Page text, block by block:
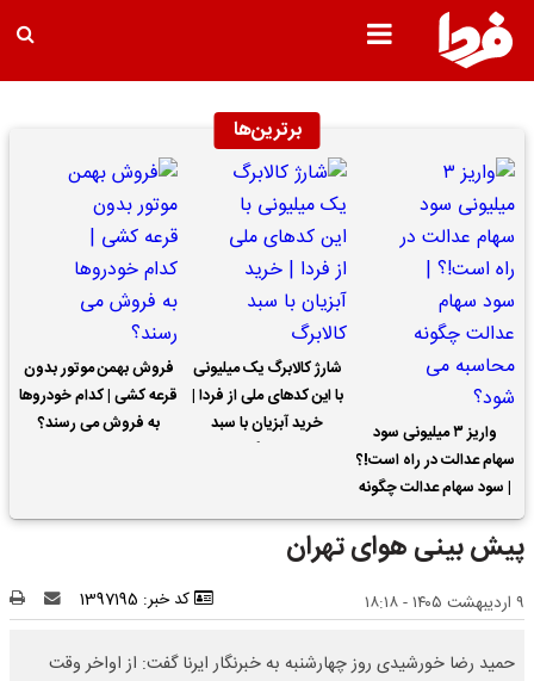
برترین‌ها
واریز ۳ میلیونی سود
سهام عدالت در راه است!؟
| سود سهام عدالت چگونه
محاسبه می شود؟
شارژ کالابرگ یک میلیونی
با این کدهای ملی از فردا |
خرید آبزیان با سبد
فروش بهمن موتور بدون
قرعه کشی | کدام خودروها
به فروش می رسند؟
پیش‌ بینی هوای تهران
۹ اردیبهشت ۱۴۰۵ - ۱۸:۱۸ کد خبر: 1397195
حمید رضا خورشیدی روز چهارشنبه به خبرنگار ایرنا گفت: از اواخر وقت